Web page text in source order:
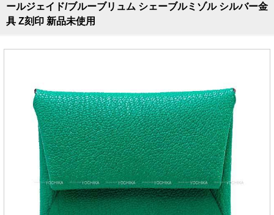
ールジェイド/ブルーブリュム シェーブルミゾル シルバー金
具 Z刻印 新品未使用